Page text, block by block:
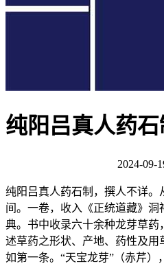
纯阳吕真人药石
2024-09-
纯阳吕真人药石制，撰人不详。
间。一卷，收入《正统道藏》
典。书中收录六十余种龙芽草
述草药之形状、产地、药性及用
如第一条。“天宝龙芽”（赤芹）